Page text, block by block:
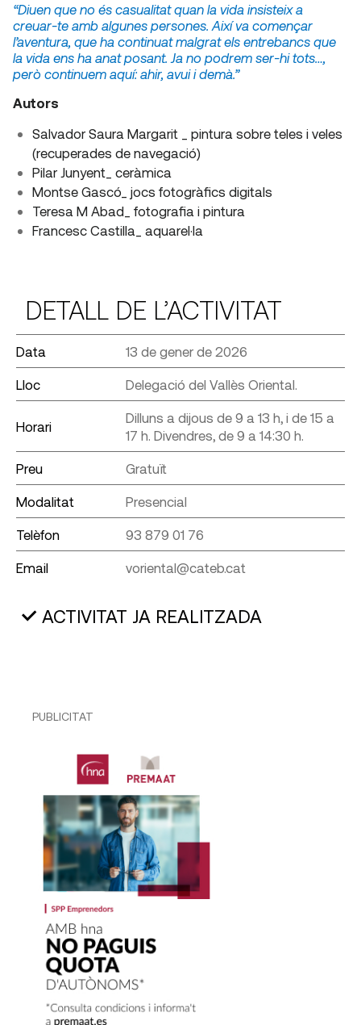
“Diuen que no és casualitat quan la vida insisteix a
creuar-te amb algunes persones. Així va començar
l’aventura, que ha continuat malgrat els entrebancs que
la vida ens ha anat posant. Ja no podrem ser-hi tots…,
però continuem aquí: ahir, avui i demà.”
Autors
Salvador Saura Margarit _ pintura sobre teles i veles
(recuperades de navegació)
Pilar Junyent_ ceràmica
Montse Gascó_ jocs fotogràfics digitals
Teresa M Abad_ fotografia i pintura
Francesc Castilla_ aquarel·la
DETALL DE L’ACTIVITAT
Data 13 de gener de 2026
Lloc Delegació del Vallès Oriental.
Horari
Dilluns a dijous de 9 a 13 h, i de 15 a
17 h. Divendres, de 9 a 14:30 h.
Preu Gratuït
Modalitat Presencial
Telèfon 93 879 01 76
Email voriental@cateb.cat
ACTIVITAT JA REALITZADA
PUBLICITAT